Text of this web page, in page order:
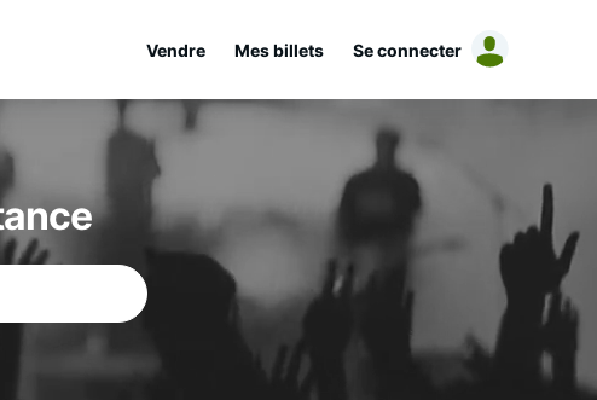
Vendre Mes billets Se connecter